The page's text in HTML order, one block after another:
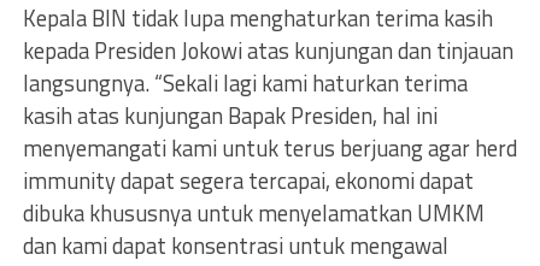
Kepala BIN tidak lupa menghaturkan terima kasih
kepada Presiden Jokowi atas kunjungan dan tinjauan
langsungnya. “Sekali lagi kami haturkan terima
kasih atas kunjungan Bapak Presiden, hal ini
menyemangati kami untuk terus berjuang agar herd
immunity dapat segera tercapai, ekonomi dapat
dibuka khususnya untuk menyelamatkan UMKM
dan kami dapat konsentrasi untuk mengawal